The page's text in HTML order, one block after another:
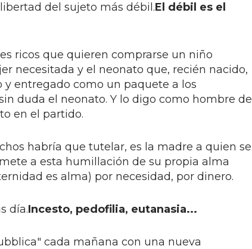
del sujeto más débil.El débil es el
ricos que quieren comprarse un niño
necesitada y el neonato que, recién nacido,
y entregado como un paquete a los
duda el neonato. Y lo digo como hombre de
en el partido.
habría que tutelar, es la madre a quien se
a esta humillación de su propia alma
es alma) por necesidad, por dinero.
día.Incesto, pedofilia, eutanasia...
cada mañana con una nueva